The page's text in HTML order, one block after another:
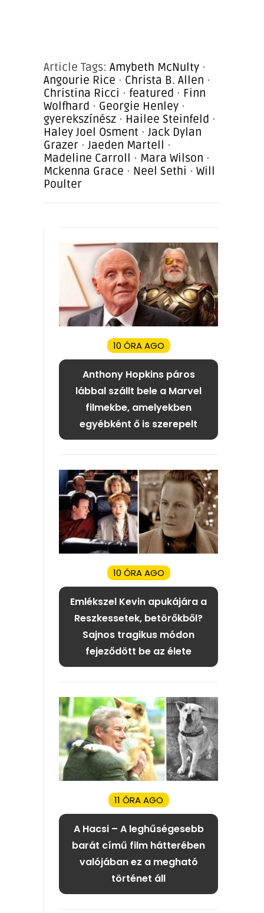
Article Tags: Amybeth McNulty ·
Angourie Rice · Christa B. Allen ·
Christina Ricci · featured · Finn
Wolfhard · Georgie Henley ·
gyerekszínész · Hailee Steinfeld ·
Haley Joel Osment · Jack Dylan
Grazer · Jaeden Martell ·
Madeline Carroll · Mara Wilson ·
Mckenna Grace · Neel Sethi · Will
Poulter
10 ÓRA AGO
Anthony Hopkins páros
lábbal szállt bele a Marvel
filmekbe, amelyekben
egyébként ő is szerepelt
10 ÓRA AGO
Emlékszel Kevin apukájára a
Reszkessetek, betörőkből?
Sajnos tragikus módon
fejeződött be az élete
11 ÓRA AGO
A Hacsi – A leghűségesebb
barát című film hátterében
valójában ez a megható
történet áll